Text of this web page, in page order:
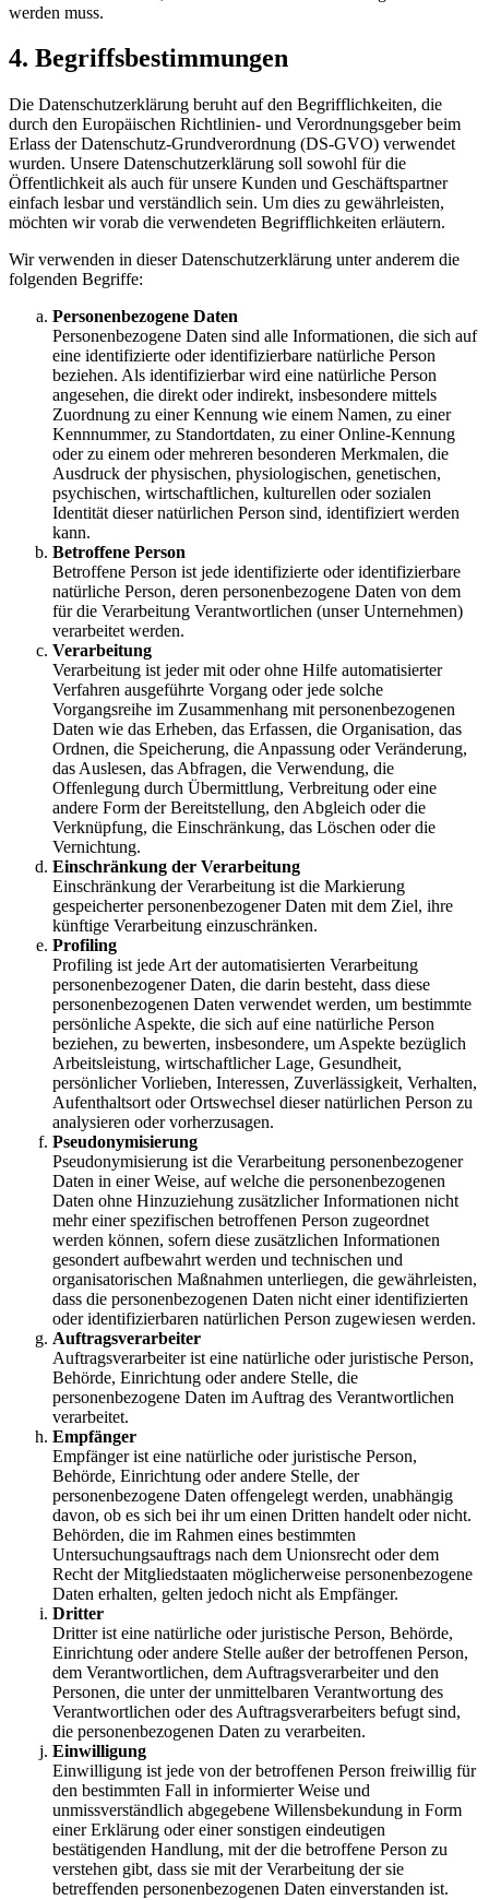
werden muss.
4. Begriffsbestimmungen
Die Datenschutzerklärung beruht auf den Begrifflichkeiten, die
durch den Europäischen Richtlinien- und Verordnungsgeber beim
Erlass der Datenschutz-Grundverordnung (DS-GVO) verwendet
wurden. Unsere Datenschutzerklärung soll sowohl für die
Öffentlichkeit als auch für unsere Kunden und Geschäftspartner
einfach lesbar und verständlich sein. Um dies zu gewährleisten,
möchten wir vorab die verwendeten Begrifflichkeiten erläutern.
Wir verwenden in dieser Datenschutzerklärung unter anderem die
folgenden Begriffe:
Personenbezogene Daten
Personenbezogene Daten sind alle Informationen, die sich auf
eine identifizierte oder identifizierbare natürliche Person
beziehen. Als identifizierbar wird eine natürliche Person
angesehen, die direkt oder indirekt, insbesondere mittels
Zuordnung zu einer Kennung wie einem Namen, zu einer
Kennnummer, zu Standortdaten, zu einer Online-Kennung
oder zu einem oder mehreren besonderen Merkmalen, die
Ausdruck der physischen, physiologischen, genetischen,
psychischen, wirtschaftlichen, kulturellen oder sozialen
Identität dieser natürlichen Person sind, identifiziert werden
kann.
Betroffene Person
Betroffene Person ist jede identifizierte oder identifizierbare
natürliche Person, deren personenbezogene Daten von dem
für die Verarbeitung Verantwortlichen (unser Unternehmen)
verarbeitet werden.
Verarbeitung
Verarbeitung ist jeder mit oder ohne Hilfe automatisierter
Verfahren ausgeführte Vorgang oder jede solche
Vorgangsreihe im Zusammenhang mit personenbezogenen
Daten wie das Erheben, das Erfassen, die Organisation, das
Ordnen, die Speicherung, die Anpassung oder Veränderung,
das Auslesen, das Abfragen, die Verwendung, die
Offenlegung durch Übermittlung, Verbreitung oder eine
andere Form der Bereitstellung, den Abgleich oder die
Verknüpfung, die Einschränkung, das Löschen oder die
Vernichtung.
Einschränkung der Verarbeitung
Einschränkung der Verarbeitung ist die Markierung
gespeicherter personenbezogener Daten mit dem Ziel, ihre
künftige Verarbeitung einzuschränken.
Profiling
Profiling ist jede Art der automatisierten Verarbeitung
personenbezogener Daten, die darin besteht, dass diese
personenbezogenen Daten verwendet werden, um bestimmte
persönliche Aspekte, die sich auf eine natürliche Person
beziehen, zu bewerten, insbesondere, um Aspekte bezüglich
Arbeitsleistung, wirtschaftlicher Lage, Gesundheit,
persönlicher Vorlieben, Interessen, Zuverlässigkeit, Verhalten,
Aufenthaltsort oder Ortswechsel dieser natürlichen Person zu
analysieren oder vorherzusagen.
Pseudonymisierung
Pseudonymisierung ist die Verarbeitung personenbezogener
Daten in einer Weise, auf welche die personenbezogenen
Daten ohne Hinzuziehung zusätzlicher Informationen nicht
mehr einer spezifischen betroffenen Person zugeordnet
werden können, sofern diese zusätzlichen Informationen
gesondert aufbewahrt werden und technischen und
organisatorischen Maßnahmen unterliegen, die gewährleisten,
dass die personenbezogenen Daten nicht einer identifizierten
oder identifizierbaren natürlichen Person zugewiesen werden.
Auftragsverarbeiter
Auftragsverarbeiter ist eine natürliche oder juristische Person,
Behörde, Einrichtung oder andere Stelle, die
personenbezogene Daten im Auftrag des Verantwortlichen
verarbeitet.
Empfänger
Empfänger ist eine natürliche oder juristische Person,
Behörde, Einrichtung oder andere Stelle, der
personenbezogene Daten offengelegt werden, unabhängig
davon, ob es sich bei ihr um einen Dritten handelt oder nicht.
Behörden, die im Rahmen eines bestimmten
Untersuchungsauftrags nach dem Unionsrecht oder dem
Recht der Mitgliedstaaten möglicherweise personenbezogene
Daten erhalten, gelten jedoch nicht als Empfänger.
Dritter
Dritter ist eine natürliche oder juristische Person, Behörde,
Einrichtung oder andere Stelle außer der betroffenen Person,
dem Verantwortlichen, dem Auftragsverarbeiter und den
Personen, die unter der unmittelbaren Verantwortung des
Verantwortlichen oder des Auftragsverarbeiters befugt sind,
die personenbezogenen Daten zu verarbeiten.
Einwilligung
Einwilligung ist jede von der betroffenen Person freiwillig für
den bestimmten Fall in informierter Weise und
unmissverständlich abgegebene Willensbekundung in Form
einer Erklärung oder einer sonstigen eindeutigen
bestätigenden Handlung, mit der die betroffene Person zu
verstehen gibt, dass sie mit der Verarbeitung der sie
betreffenden personenbezogenen Daten einverstanden ist.